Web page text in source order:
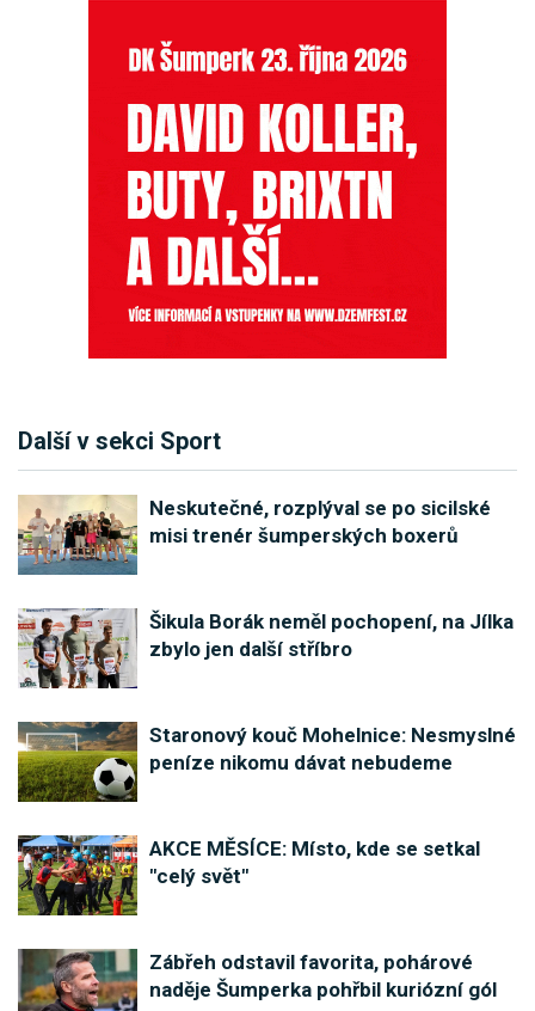
Další v sekci Sport
Neskutečné, rozplýval se po sicilské
misi trenér šumperských boxerů
Šikula Borák neměl pochopení, na Jílka
zbylo jen další stříbro
Staronový kouč Mohelnice: Nesmyslné
peníze nikomu dávat nebudeme
AKCE MĚSÍCE: Místo, kde se setkal
"celý svět"
Zábřeh odstavil favorita, pohárové
naděje Šumperka pohřbil kuriózní gól